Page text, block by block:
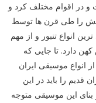
در اقوام مختلف کرد و
را طی قرن ها توسط
انواع تنبور و از مهم
دارد. تا جایی که
انواع موسیقی ایران
را باید در این
این موسیقی متوجه